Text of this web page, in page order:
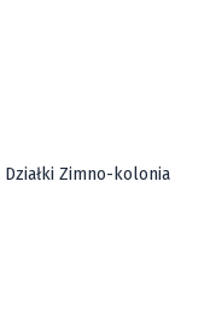
Działki Zimno-kolonia